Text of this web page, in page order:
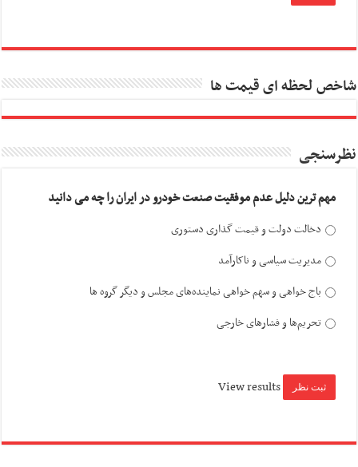
شاخص لحظه ای قیمت ها
نظرسنجی
مهم ترین دلیل عدم موفقیت صنعت خودرو در ایران را چه می دانید
دخالت دولت و قیمت گذاری دستوری
مدیریت سیاسی و ناکارآمد
باج خواهی و سهم خواهی نماینده‌های مجلس و دیگر گروه ها
تحریم‌ها و فشارهای خارجی
View results